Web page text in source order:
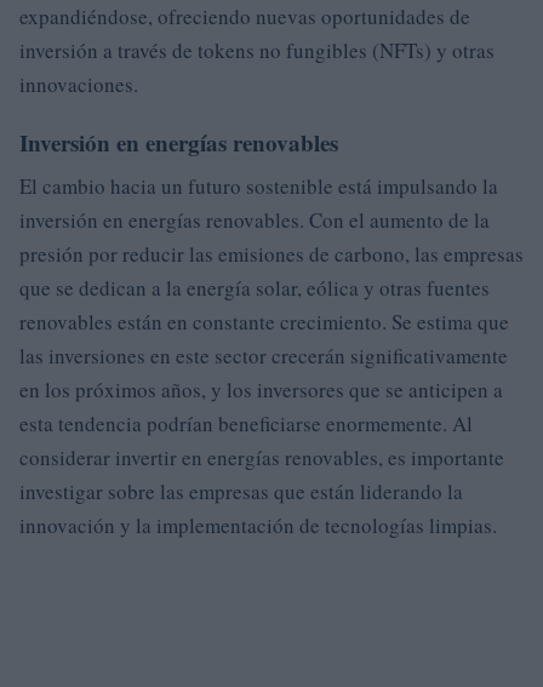
expandiéndose, ofreciendo nuevas oportunidades de
inversión a través de tokens no fungibles (NFTs) y otras
innovaciones.
Inversión en energías renovables
El cambio hacia un futuro sostenible está impulsando la
inversión en energías renovables. Con el aumento de la
presión por reducir las emisiones de carbono, las empresas
que se dedican a la energía solar, eólica y otras fuentes
renovables están en constante crecimiento. Se estima que
las inversiones en este sector crecerán significativamente
en los próximos años, y los inversores que se anticipen a
esta tendencia podrían beneficiarse enormemente. Al
considerar invertir en energías renovables, es importante
investigar sobre las empresas que están liderando la
innovación y la implementación de tecnologías limpias.